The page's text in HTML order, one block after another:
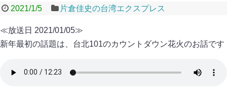
2021/1/5 片倉佳史の台湾エクスプレス
≪放送日 2021/01/05≫
新年最初の話題は、台北101のカウントダウン花火のお話です